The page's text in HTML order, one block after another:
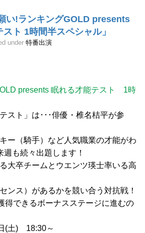
い!ランキングGOLD presents
ト 1時間半スペシャル」
under 特番出演
presents 眠れる才能テスト 1時
スト」は･･･俳優・椎名桔平が参
ー（騎手）など人気職業の才能がわ
も続々出題します！
大卒チームとウエンツ瑛士率いる高
ンス）があるかを競い合う対抗戦！
得できるボーナスステージに進むの
(土) 18:30～